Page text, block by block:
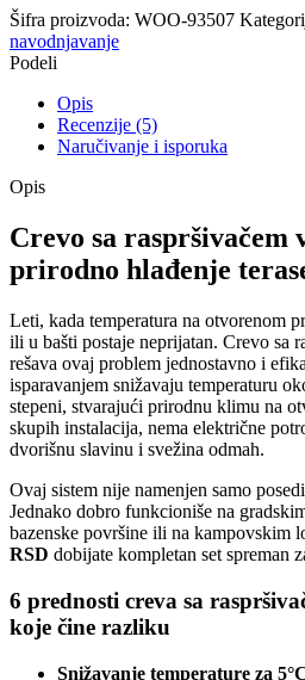
Šifra proizvoda: WOO-93507
navodnjavanje
Podeli
Opis
Recenzije (5)
Naručivanje i isporuka
Opis
Crevo sa raspršivačem
prirodno hlađenje
Leti, kada temperatura na otvorenom
ili u bašti postaje neprijatan. Crevo sa
rešava ovaj problem jednostavno i
isparavanjem snižavaju temperaturu
stepeni, stvarajući prirodnu klimu na
skupih instalacija, nema električne
dvorišnu slavinu i svežina odmah.
Ovaj sistem nije namenjen samo
Jednako dobro funkcioniše na
bazenske površine ili na kampovskim
RSD dobijate kompletan set spreman
6 prednosti creva sa
koje čine razliku
Snižavanje temperature za